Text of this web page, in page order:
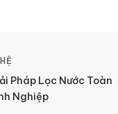
Pháp Lọc Nước Toàn
Nghiệp